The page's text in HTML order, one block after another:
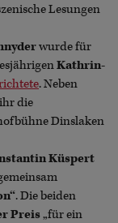
Lesungen
wurde für
Kathrin-
. Neben
die
Dinslaken
Küspert
. Die beiden
Preis„für ein